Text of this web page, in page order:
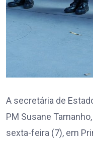
A secretária de
PM Susane
sexta-feira (7), em